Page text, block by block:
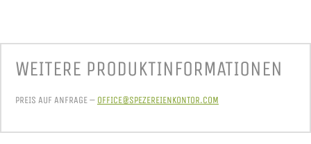
WEITERE PRODUKT­INFORMATIONEN
PREIS AUF ANFRAGE – OFFICE@SPEZEREIENKONTOR.COM